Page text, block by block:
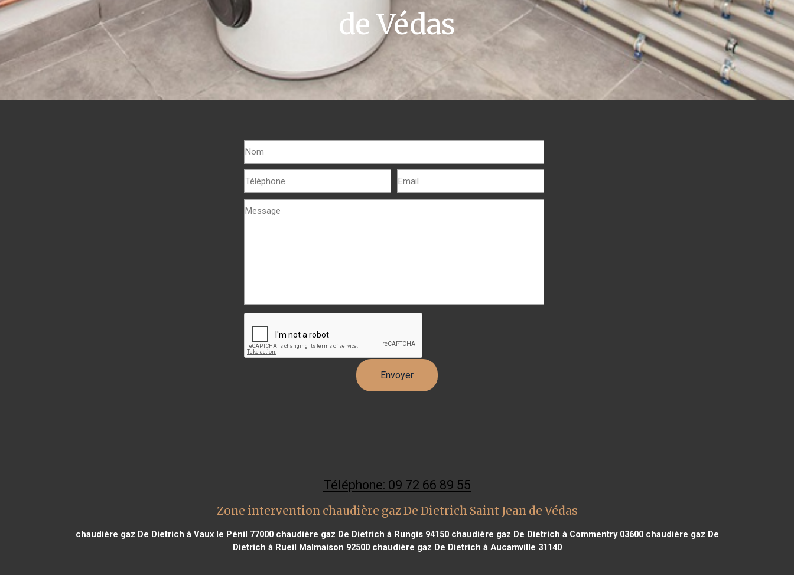
de Védas
Téléphone: 09 72 66 89 55
Zone intervention chaudière gaz De Dietrich Saint Jean de Védas
chaudière gaz De Dietrich à Vaux le Pénil 77000chaudière gaz De Dietrich à Rungis 94150chaudière gaz De Dietrich à Commentry 03600chaudière gaz De
Dietrich à Rueil Malmaison 92500chaudière gaz De Dietrich à Aucamville 31140